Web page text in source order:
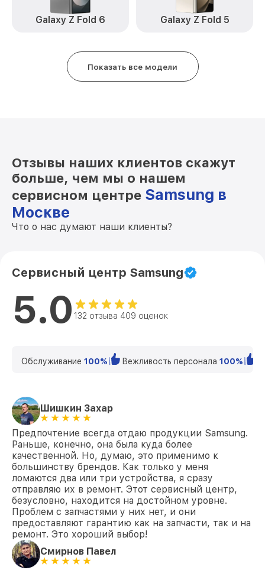
Замена разъема зарядки Galaxy S21
Samsung
от 1190₽
Замена сенсорного стекла Galaxy S21
Galaxy Z Fold 6 Galaxy Z Fold 5
Показать все модели
Отзывы наших клиентов скажут
больше, чем мы о нашем
сервисном центре Samsung в
Москве
Что о нас думают наши клиенты?
Сервисный центр Samsung
5.0 132 отзыва 409 оценок
Обслуживание 100% Вежливость персонала 100%
Шишкин Захар
Предпочтение всегда отдаю продукции Samsung.
Раньше, конечно, она была куда более
качественной. Но, думаю, это применимо к
большинству брендов. Как только у меня
ломаются два или три устройства, я сразу
отправляю их в ремонт. Этот сервисный центр,
безусловно, находится на достойном уровне.
Проблем с запчастями у них нет, и они
предоставляют гарантию как на запчасти, так и на
ремонт. Это хороший выбор!
Смирнов Павел